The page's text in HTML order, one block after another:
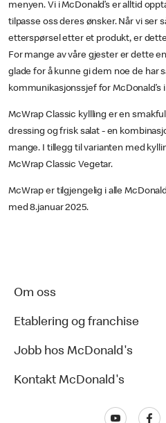
menyen. Vi i McDonald’s er alltid
tilpasse oss deres ønsker. Når vi ser
etterspørsel etter et produkt, er
For mange av våre gjester er dette
glade for å kunne gi dem noe de har
kommunikasjonssjef for McDonald’s
McWrap Classic kyllling er en
dressing og frisk salat - en
mange. I tillegg til varianten med
McWrap Classic Vegetar.
McWrap er tilgjengelig i alle
med 8.januar 2025.
Om oss
Etablering og franchise
Jobb hos McDonald's
Kontakt McDonald's